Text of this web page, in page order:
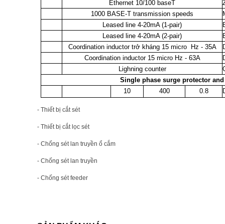
Ethernet 10/100 baseT
1000 BASE-T transmission speeds
Leased line 4-20mA (1-pair)
Leased line 4-20mA (2-pair)
Coordination inductor trở kháng 15 micro Hz - 35A
Coordination inductor 15 micro Hz - 63A
Lighning counter
Single phase surge protector
10
400 0.8
- Thiết bị cắt sét
- Thiết bị cắt lọc sét
- Chống sét lan truyền ổ cắm
- Chống sét lan truyền
- Chống sét feeder